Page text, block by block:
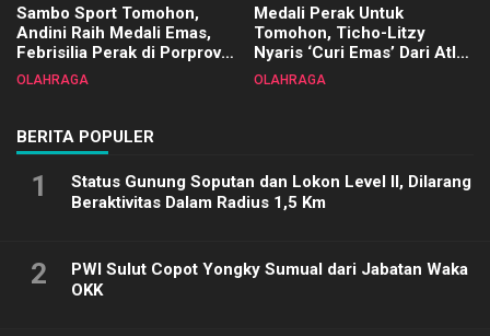
Sambo Sport Tomohon,
Andini Raih Medali Emas,
Febrisilia Perak di Porprov
Sulut 2025
OLAHRAGA
Medali Perak Untuk
Tomohon, Ticho-Litzy
Nyaris ‘Curi Emas’ Dari Atlet
Biliar PON di Porprov Sulut
OLAHRAGA
BERITA POPULER
1
Status Gunung Soputan dan Lokon Level II, Dilarang
Beraktivitas Dalam Radius 1,5 Km
2
PWI Sulut Copot Yongky Sumual dari Jabatan Waka
OKK